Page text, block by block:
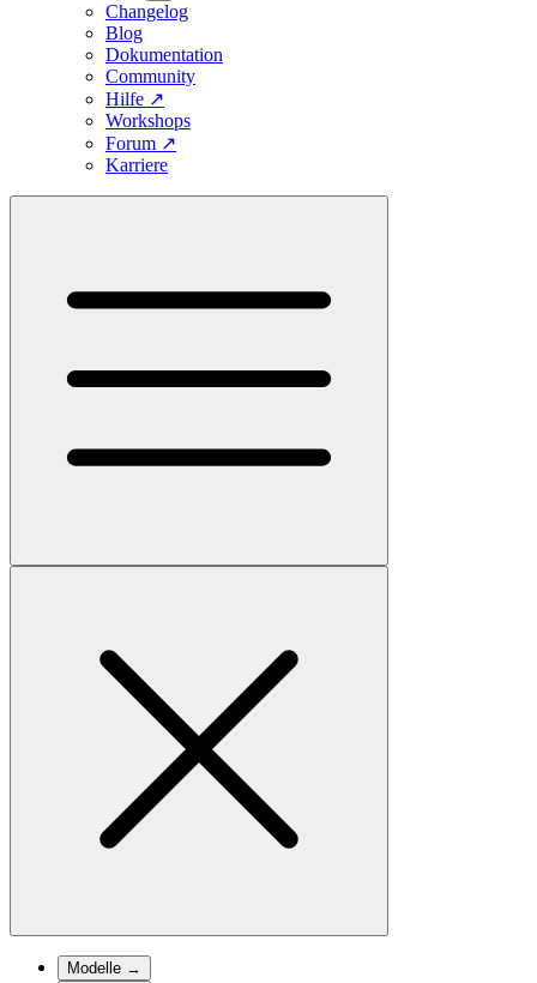
Changelog
Blog
Dokumentation
Community
Hilfe ↗
Workshops
Forum ↗
Karriere
Modelle →